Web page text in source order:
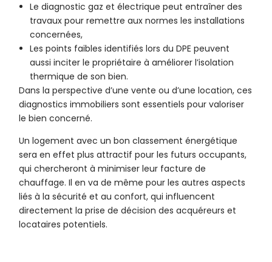
Le diagnostic gaz et électrique peut entraîner des
travaux pour remettre aux normes les installations
concernées,
Les points faibles identifiés lors du DPE peuvent
aussi inciter le propriétaire à améliorer l’isolation
thermique de son bien.
Dans la perspective d’une vente ou d’une location, ces
diagnostics immobiliers sont essentiels pour valoriser
le bien concerné.
Un logement avec un bon classement énergétique
sera en effet plus attractif pour les futurs occupants,
qui chercheront à minimiser leur facture de
chauffage. Il en va de même pour les autres aspects
liés à la sécurité et au confort, qui influencent
directement la prise de décision des acquéreurs et
locataires potentiels.